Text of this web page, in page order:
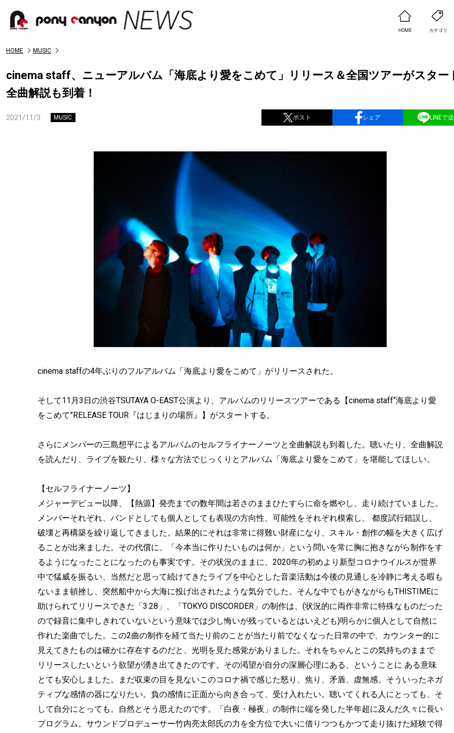
HOME カテゴリ
HOME MUSIC
cinema staff、ニューアルバム「海底より愛をこめて」リリース＆全国ツアーがスター
全曲解説も到着！
2021/11/3 MUSIC ポスト シェア LINEで
cinema staffの4年ぶりのフルアルバム「海底より愛をこめて」がリリースされた。
そして11月3日の渋谷TSUTAYA O-EAST公演より、アルバムのリリースツアーである【cinema staff“海底より愛
をこめて”RELEASE TOUR『はじまりの場所』】がスタートする。
さらにメンバーの三島想平によるアルバムのセルフライナーノーツと全曲解説も到着した。聴いたり、全曲解説
を読んだり、ライブを観たり、様々な方法でじっくりとアルバム「海底より愛をこめて」を堪能してほしい。
【セルフライナーノーツ】
メジャーデビュー以降、【熱源】発売までの数年間は若さのままひたすらに命を燃やし、走り続けていました。
メンバーそれぞれ、バンドとしても個人としても表現の方向性、可能性をそれぞれ模索し、 都度試行錯誤し、
破壊と再構築を繰り返してきました。結果的にそれは非常に得難い財産になり、スキル・創作の幅を大きく広げ
ることが出来ました。その代償に、「今本当に作りたいものは何か」という問いを常に胸に抱きながら制作をす
るようになったことになったのも事実です。その状況のままに、2020年の初めより新型コロナウイルスが世界
中で猛威を振るい、当然だと思って続けてきたライブを中心とした音楽活動は今後の見通しを冷静に考える暇も
ないまま頓挫し、突然船中から大海に投げ出されたような気分でした。そんな中でもがきながらもTHISTIMEに
助けられてリリースできた「3.28」、「TOKYO DISCORDER」の制作は、(状況的に両作非常に特殊なものだった
ので録音に集中しきれていないという意味では少し悔いが残っているとはいえども)明らかに個人として自然に
作れた楽曲でした。この2曲の制作を経て当たり前のことが当たり前でなくなった日常の中で、カウンター的に
見えてきたものは確かに存在するのだと、光明を見た感覚がありました。それをちゃんとこの気持ちのままで
リリースしたいという欲望が湧き出てきたのです。その渇望が自分の深層心理にある、ということに ある意味
とても安心しました。まだ収束の目を見ないこのコロナ禍で感じた怒り、焦り、矛盾、虚無感。そういったネガ
ティブな感情の器になりたい。負の感情に正面から向き合って、受け入れたい。聴いてくれる人にとっても、そ
して自分にとっても。自然とそう思えたのです。「白夜・極夜」の制作に端を発した半年超に及んだ久々に長い
プログラム。サウンドプロデューサー竹内亮太郎氏の力を全方位で大いに借りつつもかつて走り抜けた経験で得